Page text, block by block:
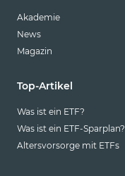
Akademie
News
Magazin
Top-Artikel
Was ist ein ETF?
Was ist ein ETF-Sparplan?
Altersvorsorge mit ETFs